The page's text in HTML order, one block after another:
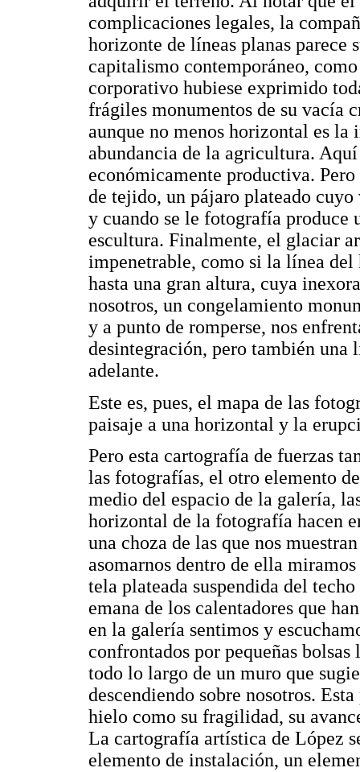
complicaciones legales, la
horizonte de líneas planas parece
capitalismo contemporáneo,
corporativo hubiese exprimido
frágiles monumentos de su vacía
aunque no menos horizontal es
abundancia de la agricultura.
económicamente productiva.
de tejido, un pájaro plateado
y cuando se le fotografía produce
escultura. Finalmente, el glaciar
impenetrable, como si la línea del
hasta una gran altura, cuya
nosotros, un congelamiento
y a punto de romperse, nos
desintegración, pero también
adelante.
Este es, pues, el mapa de las
paisaje a una horizontal y la
Pero esta cartografía de fuerzas
las fotografías, el otro elemento
medio del espacio de la galería,
horizontal de la fotografía hacen
una choza de las que nos
asomarnos dentro de ella
tela plateada suspendida del
emana de los calentadores que
en la galería sentimos y
confrontados por pequeñas
todo lo largo de un muro que
descendiendo sobre nosotros.
hielo como su fragilidad, su
La cartografía artística de López
elemento de instalación, un